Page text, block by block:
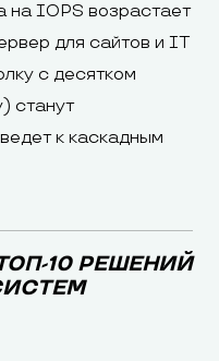
на IOPS возрастает
для сайтов и IT
с десятком
станут
к каскадным
10 РЕШЕНИЙ